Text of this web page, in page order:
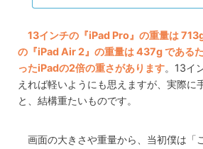
13インチの『iPad Pro』の重量は
の『iPad Air 2』の重量は 437g である
ったiPadの2倍の重さがあります。13イ
えれば軽いようにも思えますが、実際に
と、結構重たいものです。
画面の大きさや重量から、当初僕は「